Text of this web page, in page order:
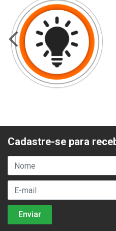
Cadastre-se para